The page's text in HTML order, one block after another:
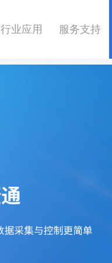
行业应用 服务支持